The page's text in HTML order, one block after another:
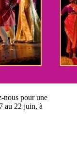
nous pour une
au 22 juin, à